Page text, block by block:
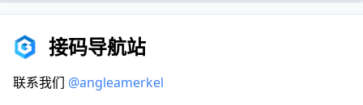
接码导航站
联系我们 @angleamerkel